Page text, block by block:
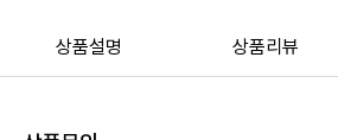
상품설명 상품리뷰